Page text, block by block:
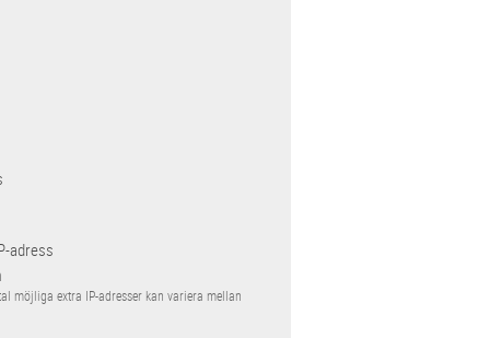
adress
möjliga extra IP-adresser kan variera mellan